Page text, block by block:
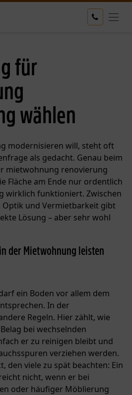
für
wählen
modernisieren will, steht oft
als gedacht. Genau beim
mietwohnung renovierung
Fläche am Ende nur ordentlich
wirklich funktioniert. Zwischen
Optik und Vermietbarkeit gibt
Lösung – aber sehr wohl
der Mietwohnung leisten
ein Boden vor allem dem
In der
Regeln. Hier zählt, wie
bei wechselnden
er zu reinigen bleibt und
verziehen werden.
den viele zu spät beachten: Ein
nicht, wenn er bei
oder häufiger Möblierung